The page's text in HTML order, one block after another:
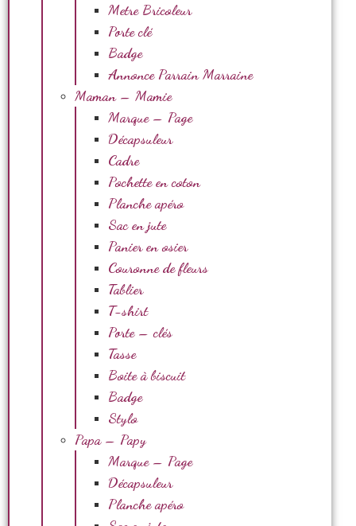
Metre Bricoleur
Porte clé
Badge
Annonce Parrain Marraine
Maman – Mamie
Marque – Page
Décapsuleur
Cadre
Pochette en coton
Planche apéro
Sac en jute
Panier en osier
Couronne de fleurs
Tablier
T-shirt
Porte – clés
Tasse
Boite à biscuit
Badge
Stylo
Papa – Papy
Marque – Page
Décapsuleur
Planche apéro